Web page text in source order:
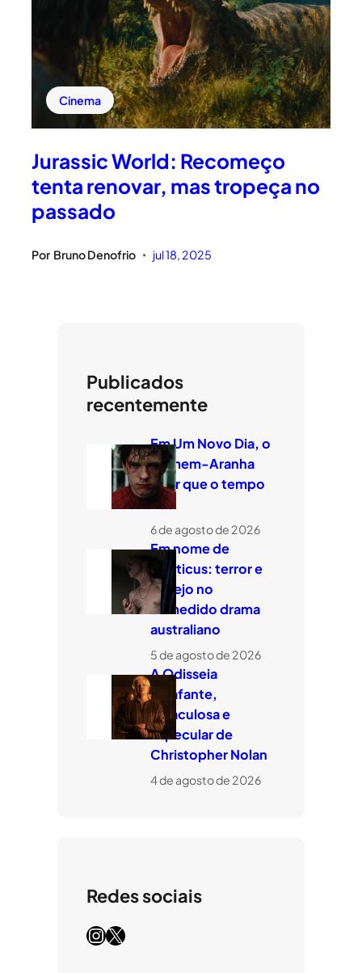
Cinema
Jurassic World: Recomeço
tenta renovar, mas tropeça no
passado
Por Bruno Denofrio • jul 18, 2025
Publicados
recentemente
Em Um Novo Dia, o
Homem-Aranha
quer que o tempo
voe
6 de agosto de 2026
Em nome de
Leviticus: terror e
desejo no
comedido drama
australiano
5 de agosto de 2026
A Odisseia
estafante,
miraculosa e
especular de
Christopher Nolan
4 de agosto de 2026
Redes sociais
InstagramX